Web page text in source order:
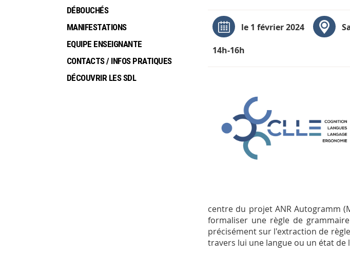
le 1 février 2024
14h-16h
centre du projet ANR Autogramm
formaliser une règle de
précisément sur l'extraction de
travers lui une langue ou un état
DÉBOUCHÉS
MANIFESTATIONS
EQUIPE ENSEIGNANTE
CONTACTS / INFOS PRATIQUES
DÉCOUVRIR LES SDL